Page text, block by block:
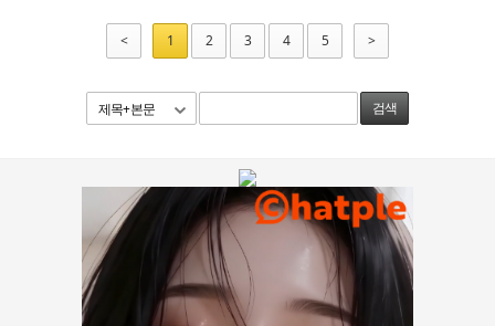
< 1 2 3 4 5 >
제목+본문 검색